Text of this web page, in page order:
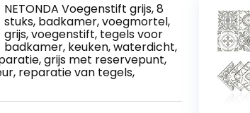
NETONDA Voegenstift grijs, 8
stuks, badkamer, voegmortel,
grijs, voegenstift, tegels voor
badkamer, keuken, waterdicht,
grijs met reservepunt,
reparatie van tegels,